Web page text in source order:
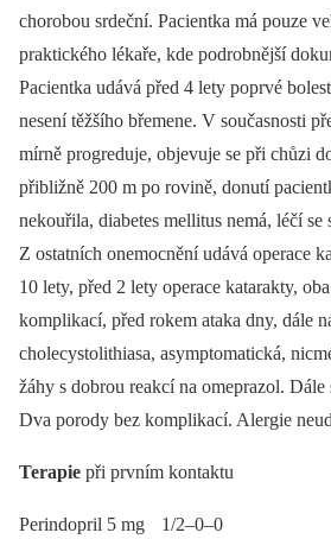
chorobou srdeční. Pacientka má pouze
praktického lékaře, kde podrobnější
Pacientka udává před 4 lety poprvé
nesení těžšího břemene. V současnosti
mírně progreduje, objevuje se při chůzi
přibližně 200 m po rovině, donutí
nekouřila, diabetes mellitus nemá, léčí se
Z ostatních onemocnění udává operace
10 lety, před 2 lety operace katarakty,
komplikací, před rokem ataka dny, dále
cholecystolithiasa, asymptomatická,
žáhy s dobrou reakcí na omeprazol. Dále
Dva porody bez komplikací. Alergie
Terapie při prvním kontaktu
Perindopril 5 mg 1/2–0–0